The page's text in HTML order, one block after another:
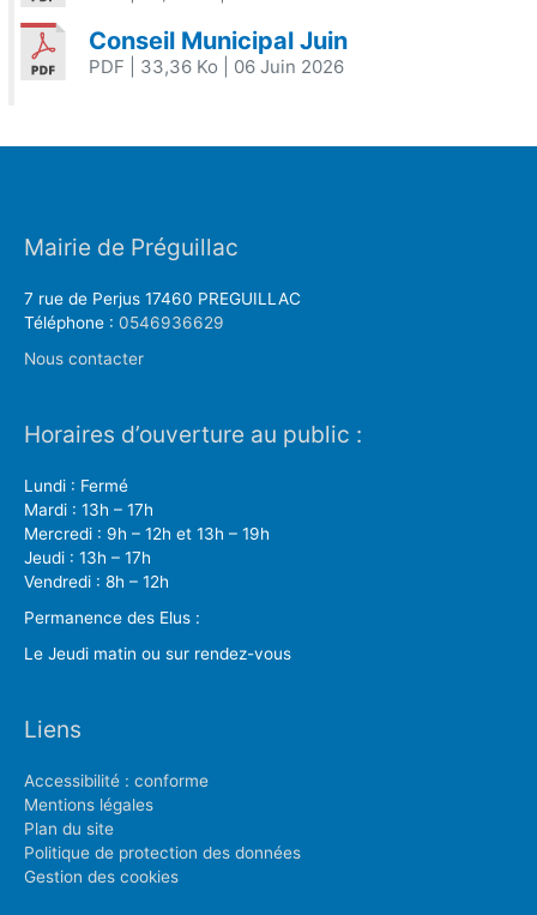
Conseil Municipal Juin
PDF | 33,36 Ko | 06 Juin 2026
Mairie de Préguillac
7 rue de Perjus 17460 PREGUILLAC
Téléphone : 0546936629
Nous contacter
Horaires d’ouverture au public :
Lundi : Fermé
Mardi : 13h – 17h
Mercredi : 9h – 12h et 13h – 19h
Jeudi : 13h – 17h
Vendredi : 8h – 12h
Permanence des Elus :
Le Jeudi matin ou sur rendez-vous
Liens
Accessibilité : conforme
Mentions légales
Plan du site
Politique de protection des données
Gestion des cookies